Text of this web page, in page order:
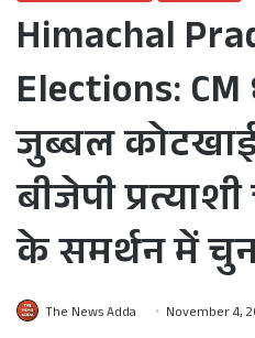
Himachal
Elections:
जुब्बल
बीजेपी
के समर्थन में
The News Adda November 4,